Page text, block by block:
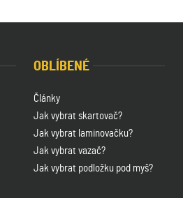
OBLÍBENÉ
Články
Jak vybrat skartovač?
Jak vybrat laminovačku?
Jak vybrat vazač?
Jak vybrat podložku pod myš?